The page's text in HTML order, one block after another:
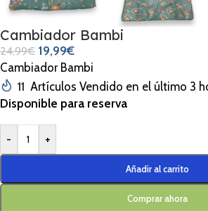
Cambiador Bambi
24,99€ 19,99€
Cambiador Bambi
11 Artículos Vendido en el último 3
Disponible para reserva
- +
Añadir al carrito
Comprar ahora